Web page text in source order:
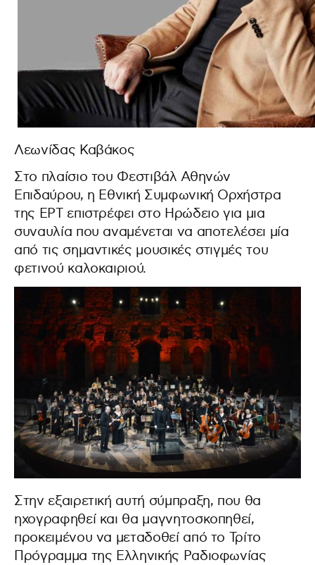
Λεωνίδας Καβάκος
Στο πλαίσιο του Φεστιβάλ Αθηνών
Επιδαύρου, η Εθνική Συμφωνική Ορχήστρα
της ΕΡΤ επιστρέφει στο Ηρώδειο για μια
συναυλία που αναμένεται να αποτελέσει μία
από τις σημαντικές μουσικές στιγμές του
φετινού καλοκαιριού.
Στην εξαιρετική αυτή σύμπραξη, που θα
ηχογραφηθεί και θα μαγνητοσκοπηθεί,
προκειμένου να μεταδοθεί από το Τρίτο
Πρόγραμμα της Ελληνικής Ραδιοφωνίας